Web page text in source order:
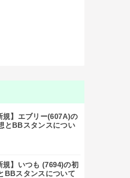
規】エブリー(607A)の
とBBスタンスについ
規】いつも (7694)の初
BBスタンスについて